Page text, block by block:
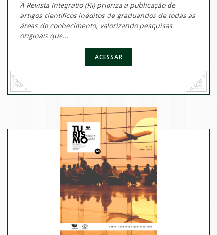
A Revista Integratio (RI) prioriza a publicação de
artigos científicos inéditos de graduandos de todas as
áreas do conhecimento, valorizando pesquisas
originais que...
ACESSAR